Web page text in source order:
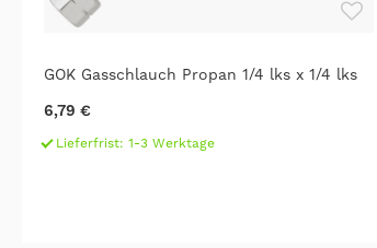
GOK Gasschlauch Propan 1/4 lks x 1/4 lks
6,79 €
Lieferfrist: 1-3 Werktage